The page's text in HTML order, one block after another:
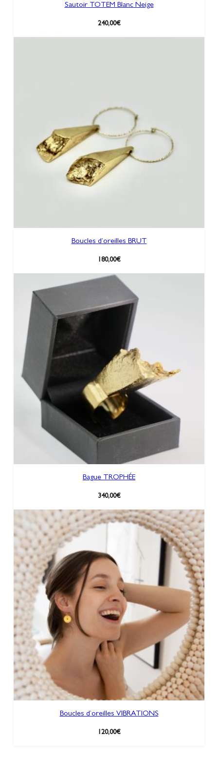
Sautoir TOTEM Blanc Neige
240,00€
Boucles d’oreilles BRUT
180,00€
Bague TROPHÉE
340,00€
Boucles d’oreilles VIBRATIONS
120,00€